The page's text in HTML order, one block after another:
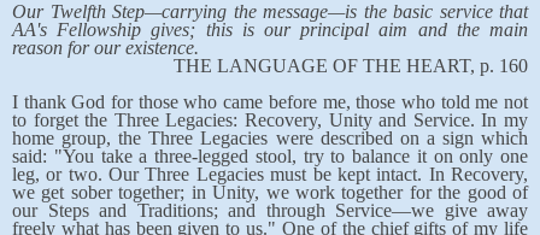
Our Twelfth Step—carrying the message—is the basic service that
AA's Fellowship gives; this is our principal aim and the main
reason for our existence.
THE LANGUAGE OF THE HEART, p. 160
I thank God for those who came before me, those who told me not
to forget the Three Legacies: Recovery, Unity and Service. In my
home group, the Three Legacies were described on a sign which
said: "You take a three-legged stool, try to balance it on only one
leg, or two. Our Three Legacies must be kept intact. In Recovery,
we get sober together; in Unity, we work together for the good of
our Steps and Traditions; and through Service—we give away
freely what has been given to us." One of the chief gifts of my life